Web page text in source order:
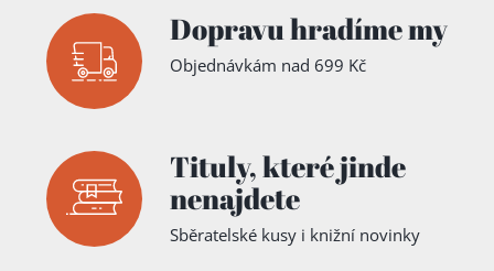
Dopravu hradíme my
Objednávkám nad 699 Kč
Tituly,které jinde
nenajdete
Sběratelské kusy i knižní novinky
Přidáno do košíku!